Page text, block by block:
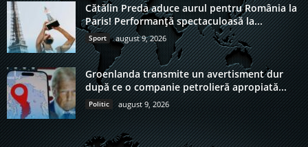
Cătălin Preda aduce aurul pentru România la
Paris! Performanță spectaculoasă la...
Sport august 9, 2026
Groenlanda transmite un avertisment dur
după ce o companie petrolieră apropiată...
Politic august 9, 2026